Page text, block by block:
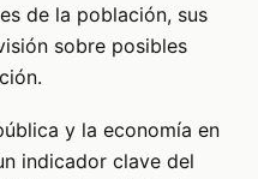
de la población, sus
sobre posibles
y la economía en
indicador clave del